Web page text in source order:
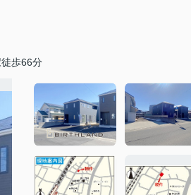
歩66分